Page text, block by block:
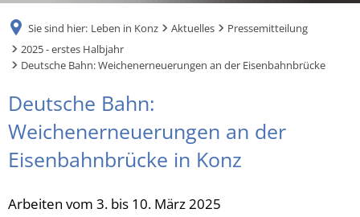
UK
Sie sind hier: Leben in Konz Aktuelles
Pressemitteilung
2025 - erstes Halbjahr
Deutsche Bahn: Weichenerneuerungen an der Eisenbahnbrücke
Deutsche Bahn:
Weichenerneuerungen an der
Eisenbahnbrücke in Konz
Arbeiten vom 3. bis 10. März 2025